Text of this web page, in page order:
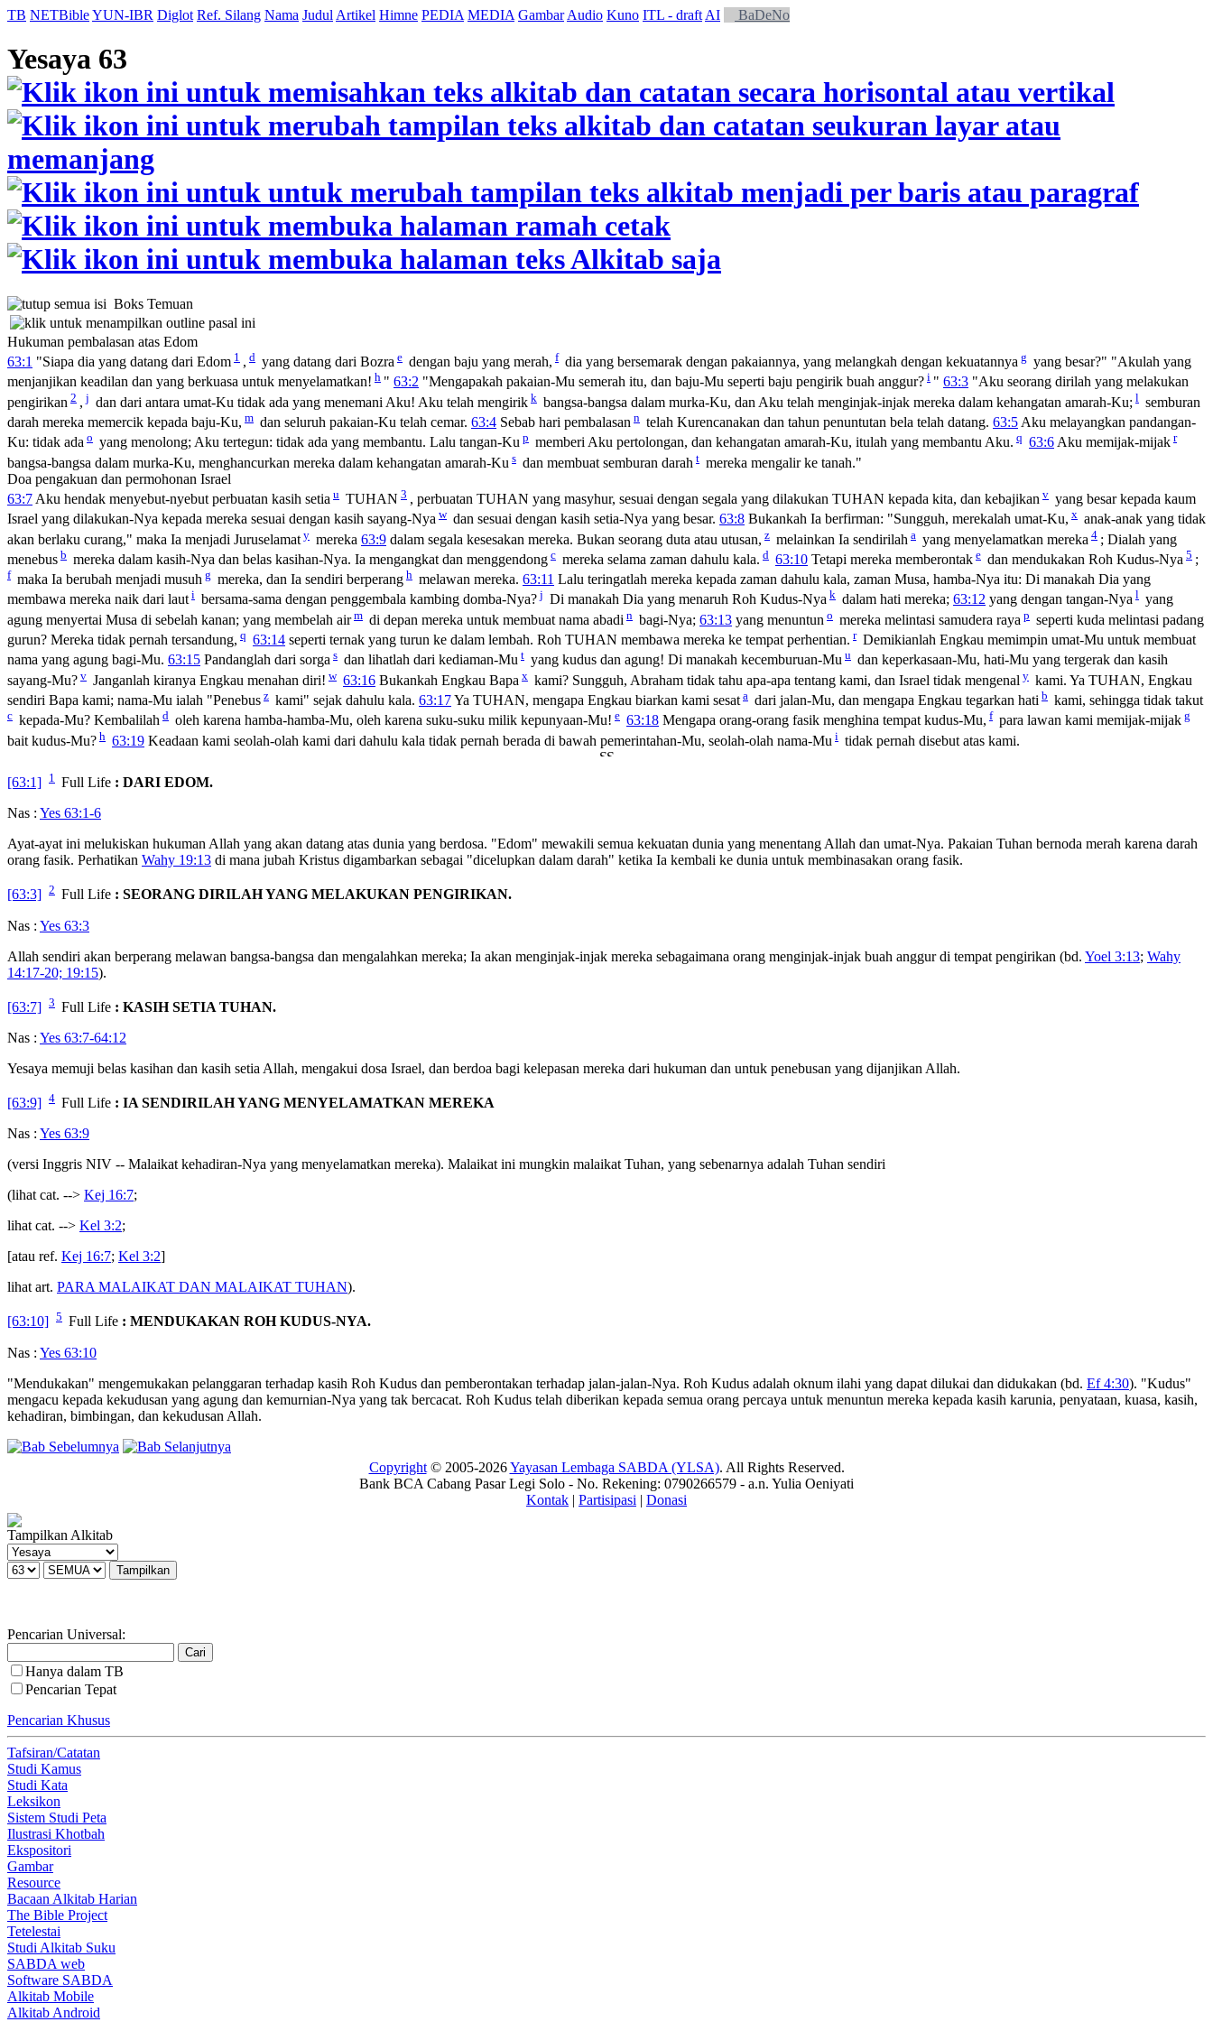
TB NETBibleYUN-IBR Diglot Ref. Silang Nama Judul Artikel Himne PEDIA MEDIA Gambar Audio Kuno ITL - draft AI BaDeNo
Yesaya 63
Boks Temuan
Hukuman pembalasan atas Edom
63:1 "Siapa dia yang datang dari Edom 1 , d yang datang dari Bozra e dengan baju yang merah, f dia yang bersemarak dengan pakaiannya, yang melangkah dengan kekuatannya g yang besar?" "Akulah yang
menjanjikan keadilan dan yang berkuasa untuk menyelamatkan! h " 63:2 "Mengapakah pakaian-Mu semerah itu, dan baju-Mu seperti baju pengirik buah anggur? i " 63:3 "Aku seorang dirilah yang melakukan
pengirikan 2 , j dan dari antara umat-Ku tidak ada yang menemani Aku! Aku telah mengirik k bangsa-bangsa dalam murka-Ku, dan Aku telah menginjak-injak mereka dalam kehangatan amarah-Ku; l semburan
darah mereka memercik kepada baju-Ku, m dan seluruh pakaian-Ku telah cemar. 63:4 Sebab hari pembalasan n telah Kurencanakan dan tahun penuntutan bela telah datang. 63:5 Aku melayangkan pandangan-
Ku: tidak ada o yang menolong; Aku tertegun: tidak ada yang membantu. Lalu tangan-Ku p memberi Aku pertolongan, dan kehangatan amarah-Ku, itulah yang membantu Aku. q 63:6Aku memijak-mijak r
bangsa-bangsa dalam murka-Ku, menghancurkan mereka dalam kehangatan amarah-Ku s dan membuat semburan darah t mereka mengalir ke tanah."
Doa pengakuan dan permohonan Israel
63:7 Aku hendak menyebut-nyebut perbuatan kasih setia u TUHAN 3 , perbuatan TUHAN yang masyhur, sesuai dengan segala yang dilakukan TUHAN kepada kita, dan kebajikan v yang besar kepada kaum
Israel yang dilakukan-Nya kepada mereka sesuai dengan kasih sayang-Nya w dan sesuai dengan kasih setia-Nya yang besar. 63:8 Bukankah Ia berfirman: "Sungguh, merekalah umat-Ku, x anak-anak yang tidak
akan berlaku curang," maka Ia menjadi Juruselamat y mereka 63:9 dalam segala kesesakan mereka. Bukan seorang duta atau utusan, z melainkan Ia sendirilah a yang menyelamatkan mereka 4 ; Dialah yang
menebus b mereka dalam kasih-Nya dan belas kasihan-Nya. Ia mengangkat dan menggendong c mereka selama zaman dahulu kala. d 63:10 Tetapi mereka memberontak e dan mendukakan Roh Kudus-Nya 5 ;
f maka Ia berubah menjadi musuh g mereka, dan Ia sendiri berperang h melawan mereka. 63:11 Lalu teringatlah mereka kepada zaman dahulu kala, zaman Musa, hamba-Nya itu: Di manakah Dia yang
membawa mereka naik dari laut i bersama-sama dengan penggembala kambing domba-Nya? j Di manakah Dia yang menaruh Roh Kudus-Nya k dalam hati mereka; 63:12 yang dengan tangan-Nya l yang
agung menyertai Musa di sebelah kanan; yang membelah air m di depan mereka untuk membuat nama abadi n bagi-Nya; 63:13 yang menuntun o mereka melintasi samudera raya p seperti kuda melintasi padang
gurun? Mereka tidak pernah tersandung, q 63:14 seperti ternak yang turun ke dalam lembah. Roh TUHAN membawa mereka ke tempat perhentian. r Demikianlah Engkau memimpin umat-Mu untuk membuat
nama yang agung bagi-Mu. 63:15 Pandanglah dari sorga s dan lihatlah dari kediaman-Mu t yang kudus dan agung! Di manakah kecemburuan-Mu u dan keperkasaan-Mu, hati-Mu yang tergerak dan kasih
sayang-Mu? v Janganlah kiranya Engkau menahan diri! w 63:16 Bukankah Engkau Bapa x kami? Sungguh, Abraham tidak tahu apa-apa tentang kami, dan Israel tidak mengenal y kami. Ya TUHAN, Engkau
sendiri Bapa kami; nama-Mu ialah "Penebus z kami" sejak dahulu kala. 63:17Ya TUHAN, mengapa Engkau biarkan kami sesat a dari jalan-Mu, dan mengapa Engkau tegarkan hati b kami, sehingga tidak takut
c kepada-Mu? Kembalilah d oleh karena hamba-hamba-Mu, oleh karena suku-suku milik kepunyaan-Mu! e 63:18 Mengapa orang-orang fasik menghina tempat kudus-Mu, f para lawan kami memijak-mijak g
bait kudus-Mu? h 63:19 Keadaan kami seolah-olah kami dari dahulu kala tidak pernah berada di bawah pemerintahan-Mu, seolah-olah nama-Mu i tidak pernah disebut atas kami.
[63:1] 1 Full Life : DARI EDOM.
Nas : Yes 63:1-6
Ayat-ayat ini melukiskan hukuman Allah yang akan datang atas dunia yang berdosa. "Edom" mewakili semua kekuatan dunia yang menentang Allah dan umat-Nya. Pakaian Tuhan bernoda merah karena darah
orang fasik. Perhatikan Wahy 19:13 di mana jubah Kristus digambarkan sebagai "dicelupkan dalam darah" ketika Ia kembali ke dunia untuk membinasakan orang fasik.
[63:3] 2 Full Life : SEORANG DIRILAH YANG MELAKUKAN PENGIRIKAN.
Nas : Yes 63:3
Allah sendiri akan berperang melawan bangsa-bangsa dan mengalahkan mereka; Ia akan menginjak-injak mereka sebagaimana orang menginjak-injak buah anggur di tempat pengirikan (bd. Yoel 3:13; Wahy
14:17-20; 19:15).
[63:7] 3 Full Life : KASIH SETIA TUHAN.
Nas : Yes 63:7-64:12
Yesaya memuji belas kasihan dan kasih setia Allah, mengakui dosa Israel, dan berdoa bagi kelepasan mereka dari hukuman dan untuk penebusan yang dijanjikan Allah.
[63:9] 4 Full Life : IA SENDIRILAH YANG MENYELAMATKAN MEREKA
Nas : Yes 63:9
(versi Inggris NIV -- Malaikat kehadiran-Nya yang menyelamatkan mereka). Malaikat ini mungkin malaikat Tuhan, yang sebenarnya adalah Tuhan sendiri
(lihat cat. --> Kej 16:7;
lihat cat. --> Kel 3:2;
[atau ref. Kej 16:7; Kel 3:2]
lihat art. PARA MALAIKAT DAN MALAIKAT TUHAN).
[63:10] 5 Full Life : MENDUKAKAN ROH KUDUS-NYA.
Nas : Yes 63:10
"Mendukakan" mengemukakan pelanggaran terhadap kasih Roh Kudus dan pemberontakan terhadap jalan-jalan-Nya. Roh Kudus adalah oknum ilahi yang dapat dilukai dan didukakan (bd. Ef 4:30). "Kudus"
mengacu kepada kekudusan yang agung dan kemurnian-Nya yang tak bercacat. Roh Kudus telah diberikan kepada semua orang percaya untuk menuntun mereka kepada kasih karunia, penyataan, kuasa, kasih,
kehadiran, bimbingan, dan kekudusan Allah.
Copyright© 2005-2026Yayasan Lembaga SABDA (YLSA). All Rights Reserved.
Bank BCA Cabang Pasar Legi Solo - No. Rekening: 0790266579 - a.n. Yulia Oeniyati
Kontak | Partisipasi | Donasi
Tampilkan Alkitab
Pencarian Universal:
Hanya dalam TB
Pencarian Tepat
Pencarian Khusus
Tafsiran/Catatan
Studi Kamus
Studi Kata
Leksikon
Sistem Studi Peta
Ilustrasi Khotbah
Ekspositori
Gambar
Resource
Bacaan Alkitab Harian
The Bible Project
Tetelestai
Studi Alkitab Suku
SABDA web
Software SABDA
Alkitab Mobile
Alkitab Android